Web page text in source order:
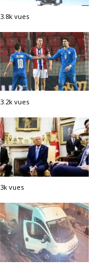
3.8k vues
3.2k vues
3k vues